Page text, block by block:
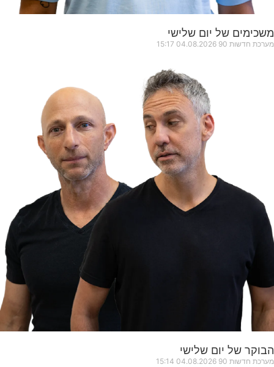
משכימים של יום שלישי
מערכת חדשות 90 04.08.2026
15:17
הבוקר של יום שלישי
מערכת חדשות 90 04.08.2026
15:14